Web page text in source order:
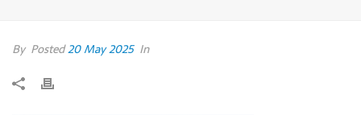
By Posted20 May 2025 In